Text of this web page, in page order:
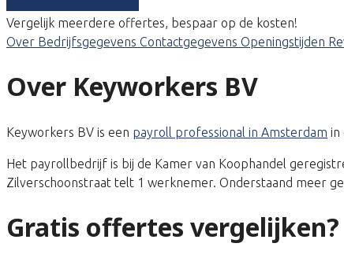
Vergelijk meerdere offertes, bespaar op de kosten!
Over Bedrijfsgegevens Contactgegevens Openingstijden
Over Keyworkers BV
Keyworkers BV is een payroll professional in Amsterdam in
Het payrollbedrijf is bij de Kamer van Koophandel
Zilverschoonstraat telt 1 werknemer. Onderstaand meer
Gratis offertes vergelijken?